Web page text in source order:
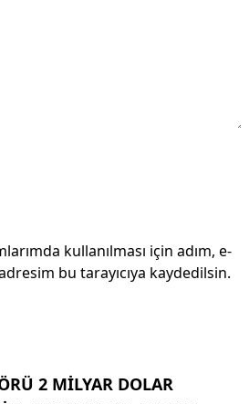
kullanılması için adım, e-
bu tarayıcıya kaydedilsin.
2 MILYAR DOLAR